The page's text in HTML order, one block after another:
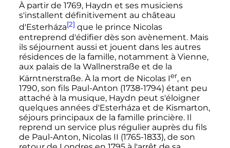
À partir de 1769, Haydn et ses musiciens
s'installent définitivement au château
d'Esterháza[2] que le prince Nicolas
entreprend d'édifier dès son avènement. Mais
ils séjournent aussi et jouent dans les autres
résidences de la famille, notamment à Vienne,
aux palais de la Wallnerstraße et de la
Kärntnerstraße. À la mort de Nicolas Ier, en
1790, son fils Paul-Anton (1738-1794) étant peu
attaché à la musique, Haydn peut s'éloigner
quelques années d'Esterháza et de Kismarton,
séjours principaux de la famille princière. Il
reprend un service plus régulier auprès du fils
de Paul-Anton, Nicolas II (1765-1833), de son